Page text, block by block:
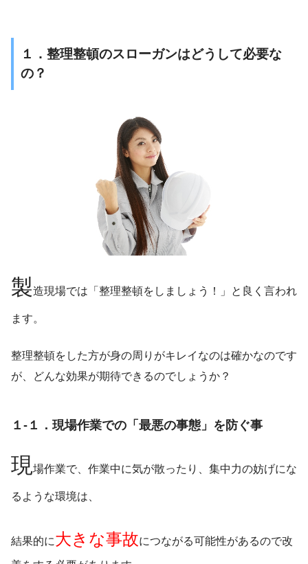
１．整理整頓のスローガンはどうして必要な
の？
製造現場では「整理整頓をしましょう！」と良く言われ
ます。
整理整頓をした方が身の周りがキレイなのは確かなのです
が、どんな効果が期待できるのでしょうか？
１-１．現場作業での「最悪の事態」を防ぐ事
現場作業で、作業中に気が散ったり、集中力の妨げにな
るような環境は、
結果的に大きな事故につながる可能性があるので改